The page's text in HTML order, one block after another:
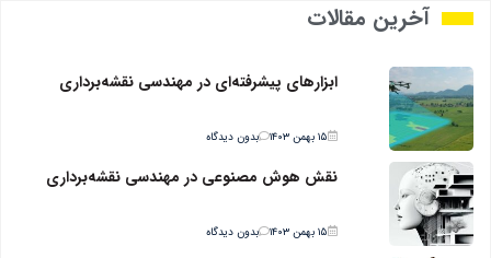
آخرین مقالات
ابزارهای پیشرفته‌ای در مهندسی نقشه‌برداری
۱۵ بهمن ۱۴۰۳ بدون دیدگاه
نقش هوش مصنوعی در مهندسی نقشه‌برداری
۱۵ بهمن ۱۴۰۳ بدون دیدگاه